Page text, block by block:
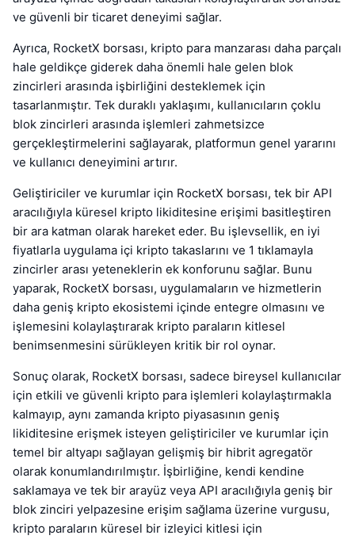
ve güvenli bir ticaret deneyimi sağlar.
Ayrıca, RocketX borsası, kripto para manzarası daha parçalı
hale geldikçe giderek daha önemli hale gelen blok
zincirleri arasında işbirliğini desteklemek için
tasarlanmıştır. Tek duraklı yaklaşımı, kullanıcıların çoklu
blok zincirleri arasında işlemleri zahmetsizce
gerçekleştirmelerini sağlayarak, platformun genel yararını
ve kullanıcı deneyimini artırır.
Geliştiriciler ve kurumlar için RocketX borsası, tek bir API
aracılığıyla küresel kripto likiditesine erişimi basitleştiren
bir ara katman olarak hareket eder. Bu işlevsellik, en iyi
fiyatlarla uygulama içi kripto takaslarını ve 1 tıklamayla
zincirler arası yeteneklerin ek konforunu sağlar. Bunu
yaparak, RocketX borsası, uygulamaların ve hizmetlerin
daha geniş kripto ekosistemi içinde entegre olmasını ve
işlemesini kolaylaştırarak kripto paraların kitlesel
benimsenmesini sürükleyen kritik bir rol oynar.
Sonuç olarak, RocketX borsası, sadece bireysel kullanıcılar
için etkili ve güvenli kripto para işlemleri kolaylaştırmakla
kalmayıp, aynı zamanda kripto piyasasının geniş
likiditesine erişmek isteyen geliştiriciler ve kurumlar için
temel bir altyapı sağlayan gelişmiş bir hibrit agregatör
olarak konumlandırılmıştır. İşbirliğine, kendi kendine
saklamaya ve tek bir arayüz veya API aracılığıyla geniş bir
blok zinciri yelpazesine erişim sağlama üzerine vurgusu,
kripto paraların küresel bir izleyici kitlesi için